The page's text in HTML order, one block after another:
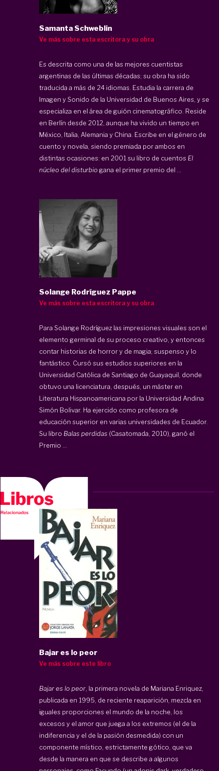
Samanta Schweblin
Ve más sobre esta escritora y su obra
Es descrita como una de las mejores cuentistas
argentinas de las últimas décadas; su obra ha sido
traducida a más de 24 idiomas. Estudia la carrera de
Imagen y Sonido de la Universidad de Buenos Aires, y se
especializa en el área de guión cinematográfico. Reside
en Berlín desde 2012, aunque ha vivido un tiempo en
México, Italia, Alemania y China. Escribe en el género de
cuento y novela, siendo premiada por ambos en
distintas ocasiones: en 2001 su libro de cuentos El
núcleo del disturbiogana el primer premio del ...
Solange Rodríguez Pappe
Ve más sobre esta escritora y su obra
Para Solange Rodríguez las impresiones visuales son el
elemento germinal de su proceso creativo, y entonces
contar historias de horror y de magia; suspenso y lo
fantástico. Cursó sus estudios superiores en la
Universidad Católica de Santiago de Guayaquil, donde
obtuvo una licenciatura, después, un máster en
Literatura Hispanoamericana por la Universidad Andina
Simón Bolivar. Ha ejercido como profesora de
educación superior en varias universidades de Ecuador.
Su libro Balas perdidas (Casatomada, 2010), ganó el
Premio ...
Bajar es lo peor
Ve más sobre este libro
Bajar es lo peor , la primera novela de Mariana Enriquez,
publicada en 1995, de reciente reaparición, mezcla en
iguales proporciones el mundo de la noche, los
excesos y el amor que juega a los extremos (el de la
indiferencia y el de la pasión desmedida) con un
componente místico, estrictamente gótico, que va
desde la manera en que se describe a algunos